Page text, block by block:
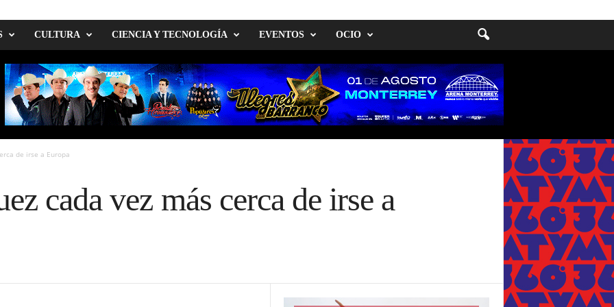
CULTURA CIENCIA Y TECNOLOGÍA EVENTOS OCIO
de irse a Europa
cada vez más cerca de irse a